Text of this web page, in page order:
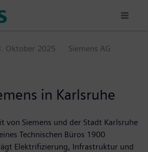
Oktober 2025
Siemens AG
in Karlsruhe
von Siemens und der Stadt Karlsruhe
Technischen Büros 1900
Elektrifizierung, Infrastruktur und